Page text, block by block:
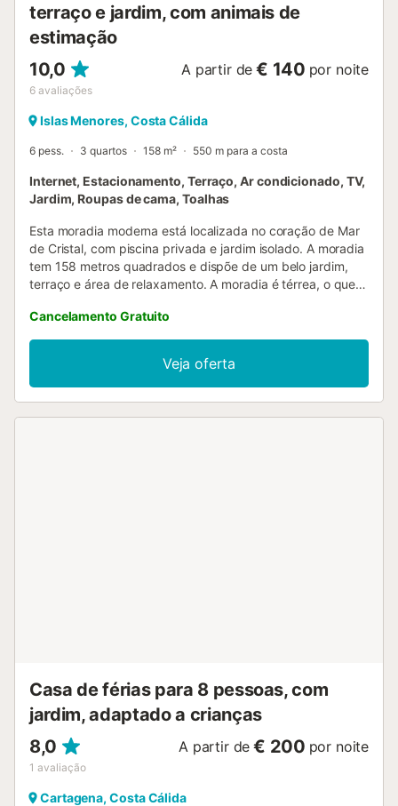
terraço e jardim, com animais de
estimação
10,0
6 avaliações
A partir de € 140 por noite
Islas Menores, Costa Cálida
6 pess. 3 quartos 158 m² 550 m para a costa
Internet, Estacionamento, Terraço, Ar condicionado, TV,
Jardim, Roupas de cama, Toalhas
Esta moradia moderna está localizada no coração de Mar
de Cristal, com piscina privada e jardim isolado. A moradia
tem 158 metros quadrados e dispõe de um belo jardim,
terraço e área de relaxamento. A moradia é térrea, o que
de banho. O quarto principal tem um closet e casa de
banho privativa, os outros dois quartos partilham a
segunda casa de banho. A sala de estar é um amplo
espaço aberto com portas de vidro que dão para o jardim
das traseiras e para a piscina. Há uma área de refeições e,
Cancelamento Gratuito
Veja oferta
Casa de férias para 8 pessoas, com
jardim, adaptado a crianças
8,0
1 avaliação
A partir de € 200 por noite
Cartagena, Costa Cálida